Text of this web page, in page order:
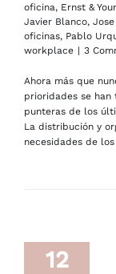
oficina, Ernst &
Javier Blanco,
oficinas, Pablo
workplace | 3
Ahora más que
prioridades se han
punteras de los
La distribución y
necesidades de
12